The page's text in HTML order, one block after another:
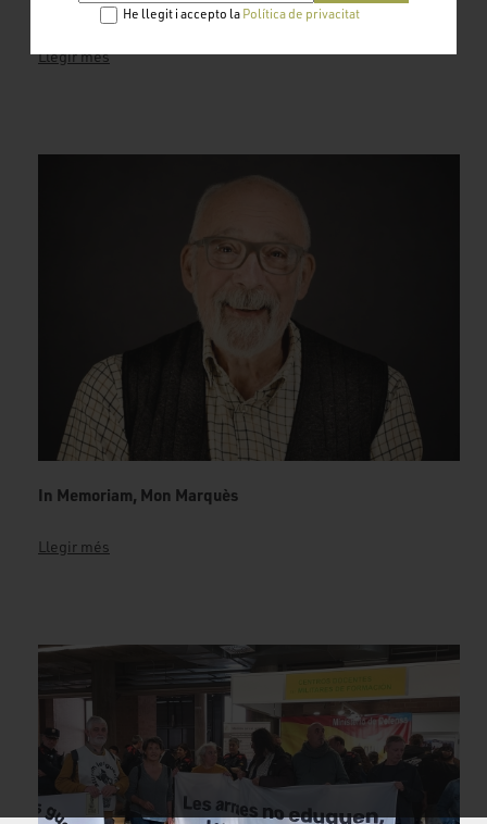
He llegit i accepto la Política de privacitat
en les que podeu col·laborar.
Llegir més
In Memoriam, Mon Marquès
Llegir més